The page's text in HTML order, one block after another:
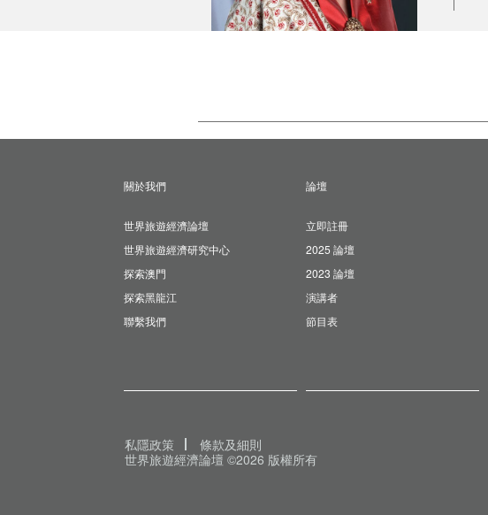
關於我們
世界旅遊經濟論壇
世界旅遊經濟研究中心
探索澳門
探索黑龍江
聯繫我們
論壇
立即註冊
2025 論壇
2023 論壇
演講者
節目表
私隱政策
條款及細則
世界旅遊經濟論壇 ©2026 版權所有